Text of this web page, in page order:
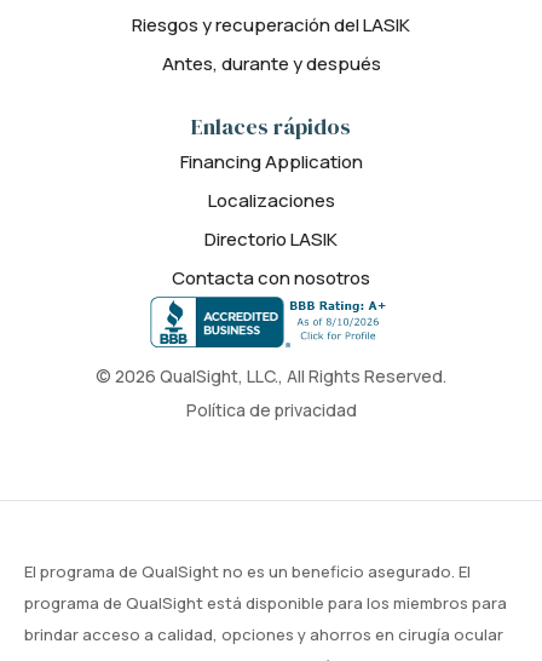
© 2026 QualSight, LLC., All Rights Reserved.
Política de privacidad
Riesgos y recuperación del LASIK
Antes, durante y después
Enlaces rápidos
Financing Application
Localizaciones
Directorio LASIK
Contacta con nosotros
El programa de QualSight no es un beneficio asegurado. El
programa de QualSight está disponible para los miembros para
brindar acceso a calidad, opciones y ahorros en cirugía ocular